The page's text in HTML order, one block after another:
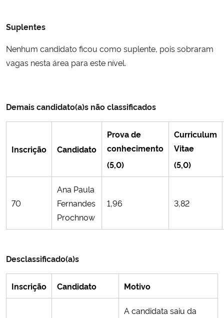
Suplentes
Nenhum candidato ficou como suplente, pois sobraram
vagas nesta área para este nível.
Demais candidato(a)s não classificados
Inscrição Candidato
Prova de
conhecimento
(5,0)
Curriculum
Vitae
(5,0)
70
Ana Paula
Fernandes
Prochnow
1,96 3,82
Desclassificado(a)s
Inscrição Candidato Motivo
A candidata saiu da